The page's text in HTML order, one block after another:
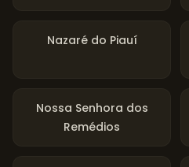
Nazaré do Piauí
Nossa Senhora dos
Remédios